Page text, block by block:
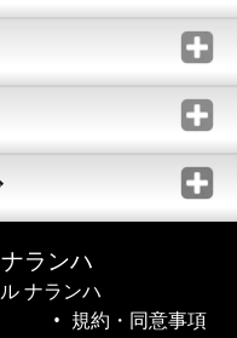
ランハ
ナランハ
規約・同意事項